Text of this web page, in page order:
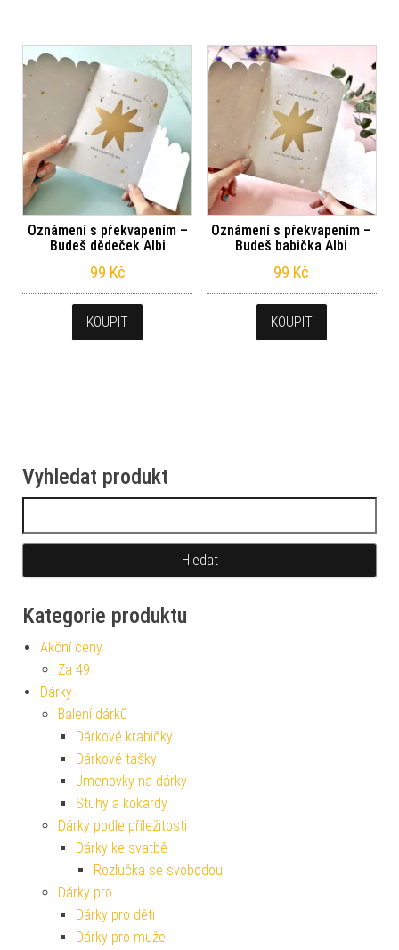
Oznámení s překvapením –
Budeš dědeček Albi
99 Kč
KOUPIT
Oznámení s překvapením –
Budeš babička Albi
99 Kč
KOUPIT
Vyhledat produkt
Kategorie produktu
Akční ceny
Za 49
Dárky
Balení dárků
Dárkové krabičky
Dárkové tašky
Jmenovky na dárky
Stuhy a kokardy
Dárky podle příležitosti
Dárky ke svatbě
Rozlučka se svobodou
Dárky pro
Dárky pro děti
Dárky pro muže